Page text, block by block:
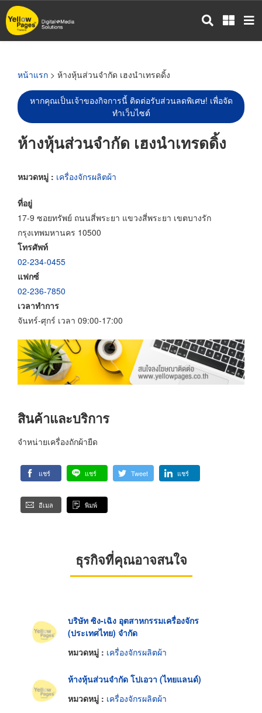
ข้าม
ไป
หน้าแรก > ห้างหุ้นส่วนจำกัด เฮงนำเทรดดิ้ง
หากคุณเป็นเจ้าของกิจการนี้ ติดต่อรับส่วนลดพิเศษ! เพื่อจัด
ทำเว็บไซต์
ห้างหุ้นส่วนจำกัด เฮงนำเทรดดิ้ง
หมวดหมู่ : เครื่องจักรผลิตผ้า
ที่อยู่
17-9 ซอยทรัพย์ ถนนสี่พระยา แขวงสี่พระยา เขตบางรัก
กรุงเทพมหานคร 10500
โทรศัพท์
02-234-0455
แฟกซ์
02-236-7850
เวลาทำการ
จันทร์-ศุกร์ เวลา 09:00-17:00
สินค้าและบริการ
จำหน่ายเครื่องถักผ้ายืด
แชร์ แชร์ Tweet แชร์
อีเมล พิมพ์
ธุรกิจที่คุณอาจสนใจ
บริษัท ซิง-เฉิง อุตสาหกรรมเครื่องจักร
(ประเทศไทย) จำกัด
หมวดหมู่ : เครื่องจักรผลิตผ้า
ห้างหุ้นส่วนจำกัด โปเอวา (ไทยแลนด์)
หมวดหมู่ : เครื่องจักรผลิตผ้า